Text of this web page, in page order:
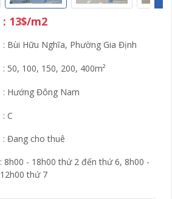
: 13$/m2
: Bùi Hữu Nghĩa, Phường Gia Định
: 50, 100, 150, 200, 400m²
: Hướng Đông Nam
: C
: Đang cho thuê
: 8h00 - 18h00 thứ 2 đến thứ 6, 8h00 -
12h00 thứ 7